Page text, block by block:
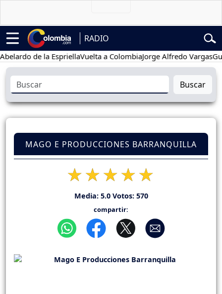
RADIO
de la EspriellaVuelta a ColombiaJorge Alfredo Vargas
Buscar
MAGO E PRODUCCIONES BARRANQUILLA
Media: 5.0Votos: 570
compartir: